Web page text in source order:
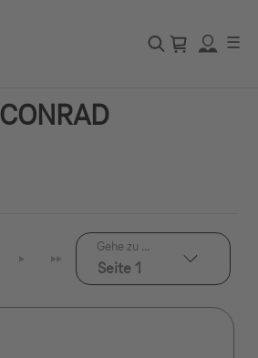
☰
CONRAD
Seite 1
Gehe zu ...